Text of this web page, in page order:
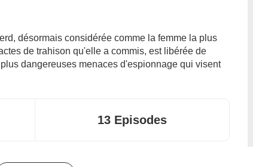
désormais considérée comme la femme la plus
de trahison qu'elle a commis, est libérée de
dangereuses menaces d'espionnage qui visent
13 Episodes